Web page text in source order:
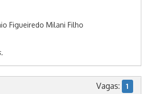
Figueiredo Milani Filho
Vagas: 1